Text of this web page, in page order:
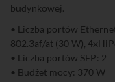
budynkowej.
• Liczba portów
802.3af/at (30 W),
• Liczba portów SFP: 2
• Budżet mocy: 370 W